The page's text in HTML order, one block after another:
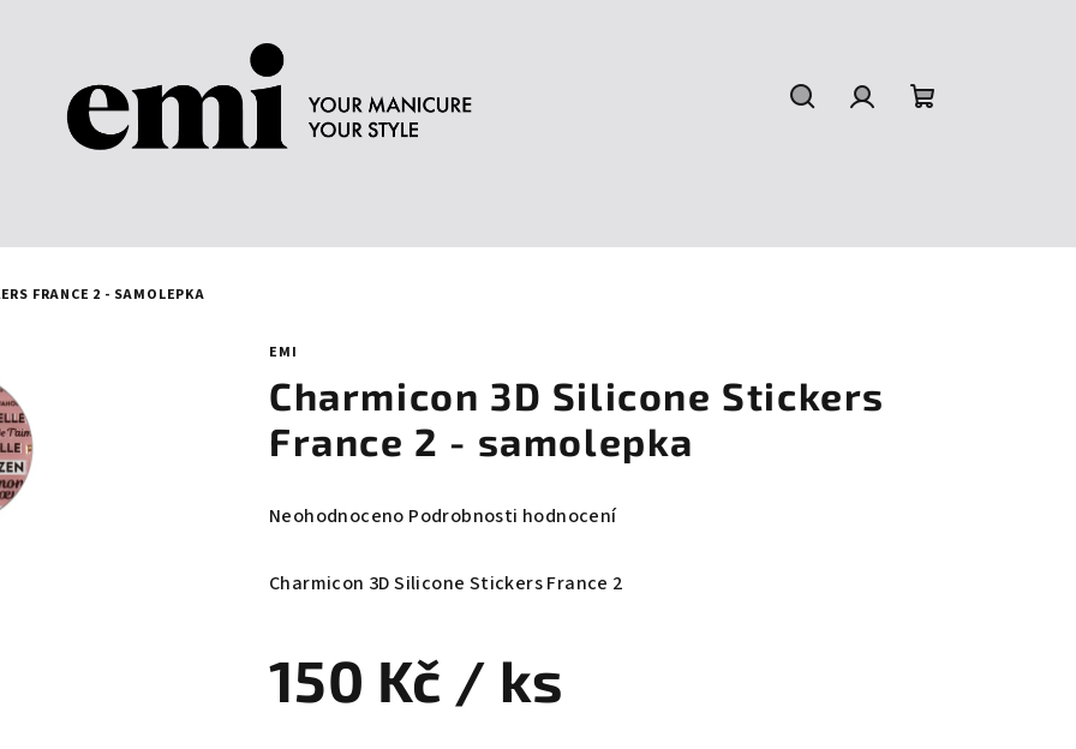
FRANCE 2 - SAMOLEPKA
EMI
Charmicon 3D Silicone Stickers
France 2 - samolepka
Průměrné
produktu
z
Neohodnoceno Podrobnosti hodnocení
Charmicon 3D Silicone Stickers France 2
150 Kč / ks